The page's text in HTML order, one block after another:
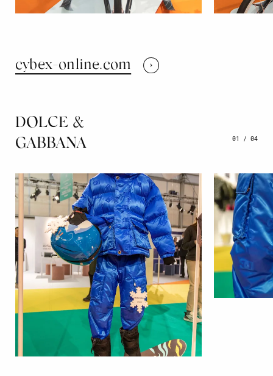
cybex-online.com
DOLCE &
GABBANA
01 / 04